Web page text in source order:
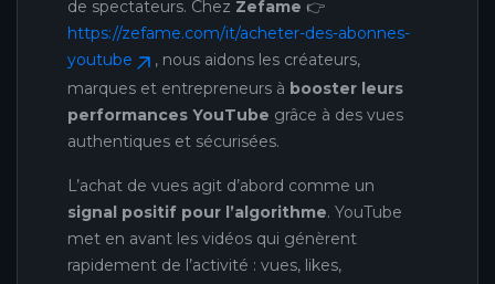
de spectateurs. Chez Zefame 👉
https://zefame.com/it/acheter-des-abonnes-
youtube
, nous aidons les créateurs,
marques et entrepreneurs à booster leurs
performances YouTube grâce à des vues
authentiques et sécurisées.
L’achat de vues agit d’abord comme un
signal positif pour l’algorithme. YouTube
met en avant les vidéos qui génèrent
rapidement de l’activité : vues, likes,